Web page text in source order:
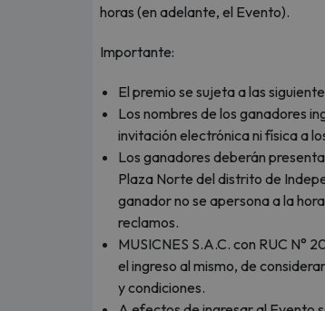
horas (en adelante, el Evento).
Importante:
El premio se sujeta a las
Los nombres de los ganadores
invitación electrónica ni física a
Los ganadores deberán
Plaza Norte del distrito de
ganador no se apersona a la
reclamos.
MUSICNES S.A.C. con RUC N°
el ingreso al mismo, de
y condiciones.